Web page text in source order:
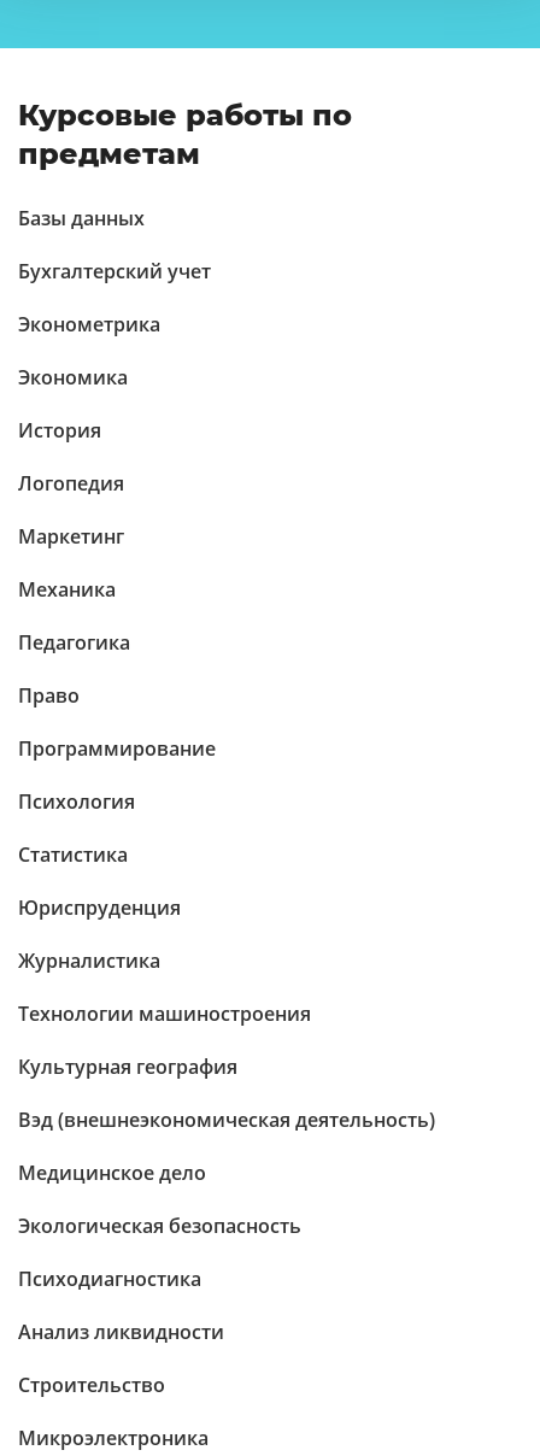
Курсовые работы по
предметам
Базы данных
Бухгалтерский учет
Эконометрика
Экономика
История
Логопедия
Маркетинг
Механика
Педагогика
Право
Программирование
Психология
Статистика
Юриспруденция
Журналистика
Технологии машиностроения
Культурная география
Вэд (внешнеэкономическая деятельность)
Медицинское дело
Экологическая безопасность
Психодиагностика
Анализ ликвидности
Строительство
Микроэлектроника